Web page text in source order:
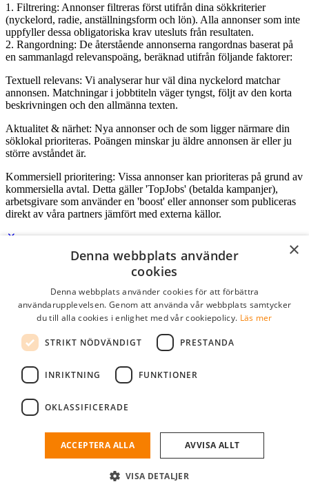
1. Filtrering: Annonser filtreras först utifrån dina sökkriterier
(nyckelord, radie, anställningsform och lön). Alla annonser som inte
uppfyller dessa obligatoriska krav utesluts från resultaten.
2. Rangordning: De återstående annonserna rangordnas baserat på
en sammanlagd relevanspoäng, beräknad utifrån följande faktorer:
Textuell relevans: Vi analyserar hur väl dina nyckelord matchar
annonsen. Matchningar i jobbtiteln väger tyngst, följt av den korta
beskrivningen och den allmänna texten.
Aktualitet & närhet: Nya annonser och de som ligger närmare din
söklokal prioriteras. Poängen minskar ju äldre annonsen är eller ju
större avståndet är.
Kommersiell prioritering: Vissa annonser kan prioriteras på grund av
kommersiella avtal. Detta gäller 'TopJobs' (betalda kampanjer),
arbetsgivare som använder en 'boost' eller annonser som publiceras
direkt av våra partners jämfört med externa källor.
Logga in som företag
Lösenord
kom ihåg mig
logga in
Kostnadsfri företagsprofil
och söka efter passande kandidater till ditt företag.
×
Denna webbplats använder
cookies
Denna webbplats använder cookies för att förbättra
användarupplevelsen. Genom att använda vår webbplats samtycker
du till alla cookies i enlighet med vår cookiepolicy. Läs mer
STRIKT NÖDVÄNDIGT PRESTANDA
INRIKTNING FUNKTIONER
OKLASSIFICERADE
ACCEPTERA ALLA AVVISA ALLT
VISA DETALJER